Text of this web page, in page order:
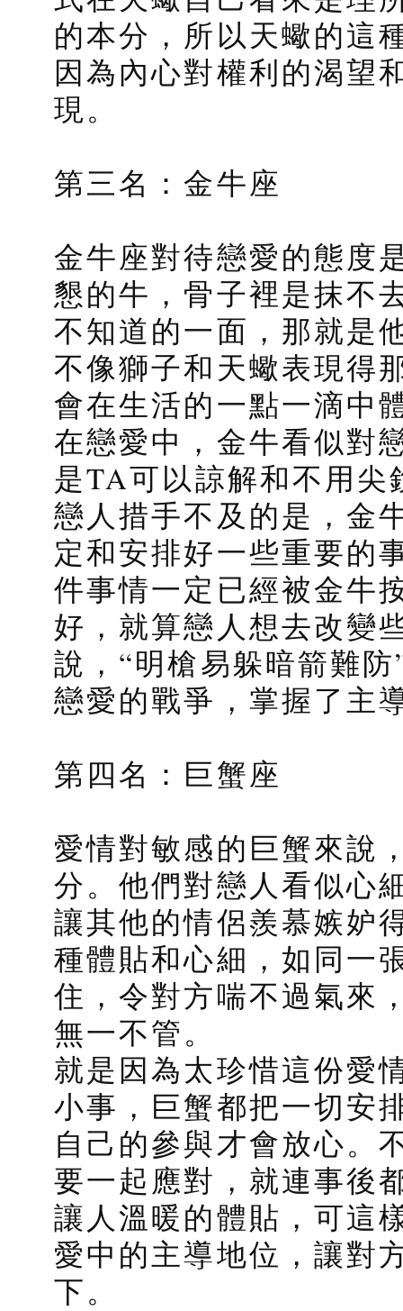
的本分，所以天蠍的這
因為內心對權利的渴望
現。
第三名：金牛座
金牛座對待戀愛的態度
懇的牛，骨子裡是抹不
不知道的一面，那就是
不像獅子和天蠍表現得
會在生活的一點一滴中
在戀愛中，金牛看似對
是TA可以諒解和不用
戀人措手不及的是，金
定和安排好一些重要的
件事情一定已經被金牛
好，就算戀人想去改變
說，“明槍易躲暗箭難
戀愛的戰爭，掌握了主
第四名：巨蟹座
愛情對敏感的巨蟹來說
分。他們對戀人看似心
讓其他的情侶羨慕嫉妒
種體貼和心細，如同一
住，令對方喘不過氣來
無一不管。
就是因為太珍惜這份​​愛
小事，巨蟹都把一切安
自己的參與才會放心。
要一起應對，就連事後
讓人溫暖的體貼，可這
愛中的主導地位，讓對
下。